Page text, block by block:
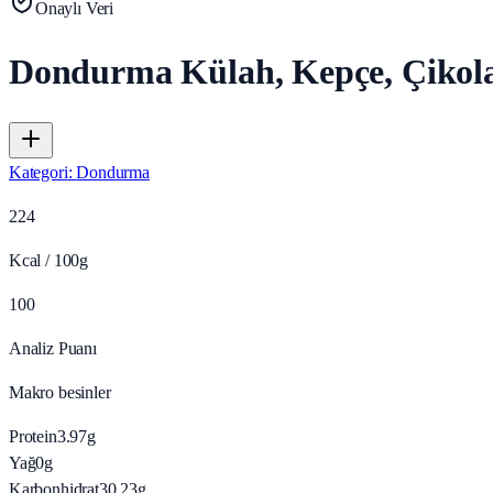
Onaylı Veri
Dondurma Külah, Kepçe,
Kategori:Dondurma
224
Kcal / 100g
100
Analiz Puanı
Makro besinler
Protein3.97g
Yağ0g
Karbonhidrat30.23g